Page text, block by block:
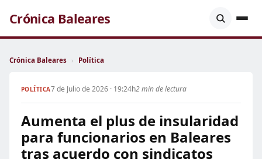
Crónica Baleares
Crónica Baleares › Política
POLÍTICA7 de Julio de 2026 · 19:24h2 min de lectura
Aumenta el plus de insularidad
para funcionarios en Baleares
tras acuerdo con sindicatos